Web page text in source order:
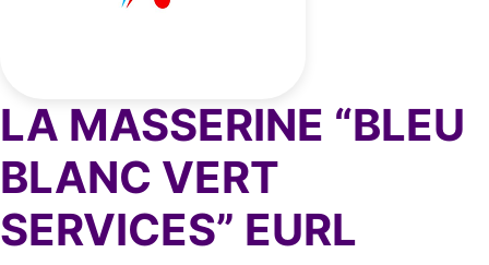
LA MASSERINE “BLEU
BLANC VERT
SERVICES” EURL